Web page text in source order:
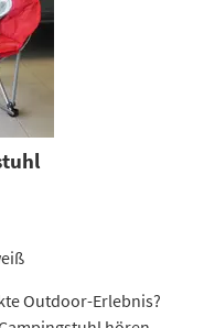
Outdoor-Erlebnis?